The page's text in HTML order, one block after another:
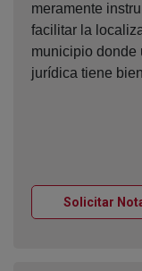
meramente
facilitar la
municipio donde
jurídica tiene
Solicitar